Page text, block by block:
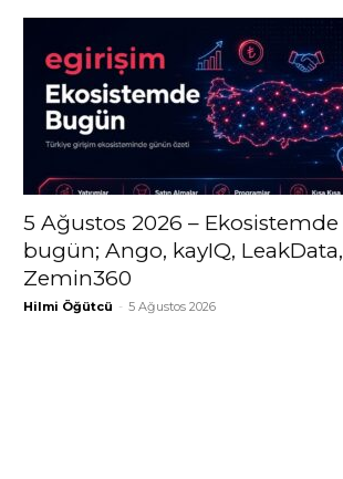
5 Ağustos 2026 – Ekosistemde
bugün; Ango, kayIQ, LeakData,
Zemin360
Hilmi Öğütcü - 5 Ağustos 2026